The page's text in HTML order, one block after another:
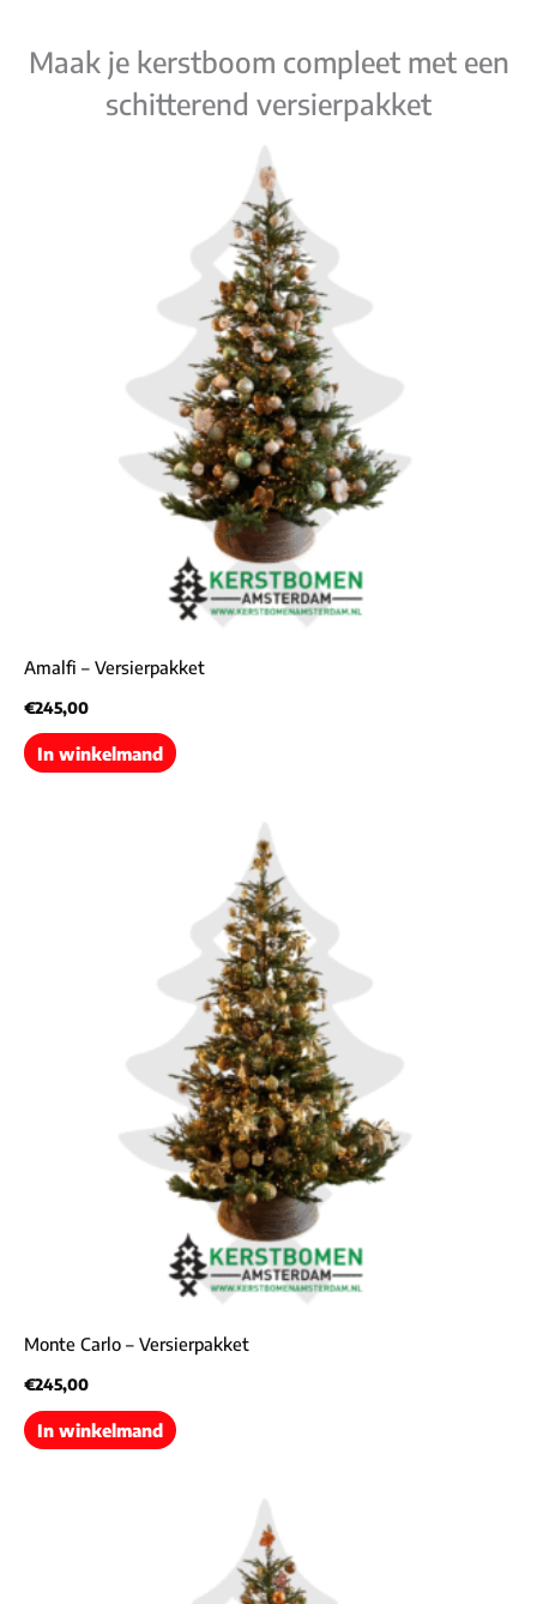
Maak je kerstboom compleet met een
schitterend versierpakket
Amalfi – Versierpakket
€245,00
In winkelmand
Monte Carlo – Versierpakket
€245,00
In winkelmand